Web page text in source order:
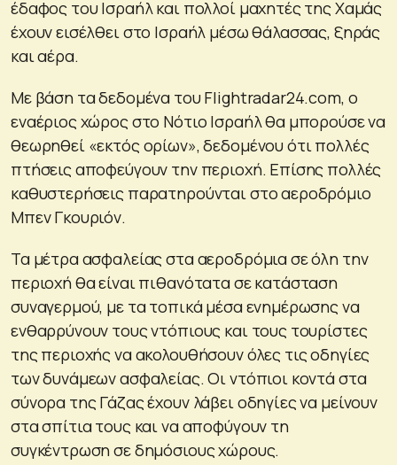
έδαφος του Ισραήλ και πολλοί μαχητές της Χαμάς
έχουν εισέλθει στο Ισραήλ μέσω θάλασσας, ξηράς
και αέρα.
Με βάση τα δεδομένα του Flightradar24.com, ο
εναέριος χώρος στο Νότιο Ισραήλ θα μπορούσε να
θεωρηθεί «εκτός ορίων», δεδομένου ότι πολλές
πτήσεις αποφεύγουν την περιοχή. Επίσης πολλές
καθυστερήσεις παρατηρούνται στο αεροδρόμιο
Μπεν Γκουριόν.
Τα μέτρα ασφαλείας στα αεροδρόμια σε όλη την
περιοχή θα είναι πιθανότατα σε κατάσταση
συναγερμού, με τα τοπικά μέσα ενημέρωσης να
ενθαρρύνουν τους ντόπιους και τους τουρίστες
της περιοχής να ακολουθήσουν όλες τις οδηγίες
των δυνάμεων ασφαλείας. Οι ντόπιοι κοντά στα
σύνορα της Γάζας έχουν λάβει οδηγίες να μείνουν
στα σπίτια τους και να αποφύγουν τη
συγκέντρωση σε δημόσιους χώρους.